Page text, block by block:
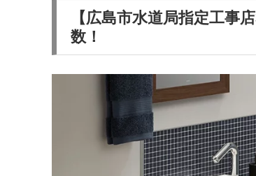
【広島市水道局指定工事
数！